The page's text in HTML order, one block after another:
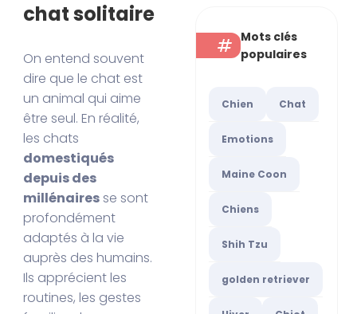
chat solitaire
On entend souvent
dire que le chat est
un animal qui aime
être seul. En réalité,
les chats
domestiqués
depuis des
millénairesse sont
profondément
adaptés à la vie
auprès des humains.
Ils apprécient les
routines, les gestes
Mots clés
populaires
Chien Chat
Emotions
Maine Coon
Chiens
Shih Tzu
golden retriever